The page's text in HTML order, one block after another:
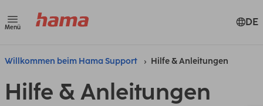
Menü DE
Willkommen beim Hama Support Hilfe & Anleitungen
Hilfe & Anleitungen